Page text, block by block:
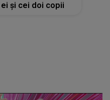
și cei doi copii